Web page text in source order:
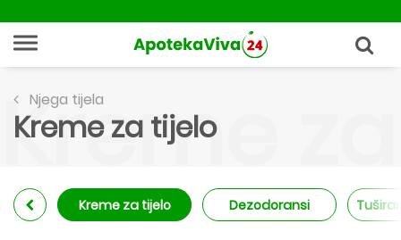
Njega tijela
Kreme za tijelo
Kreme
Kreme za tijelo Dezodoransi